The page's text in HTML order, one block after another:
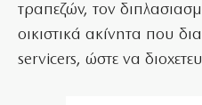
τραπεζών, τον
οικιστικά ακίνητα που
servicers, ώστε να